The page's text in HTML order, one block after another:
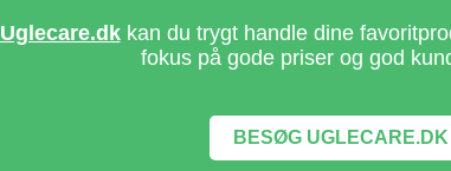
Uglecare.dkkan du trygt handle dine
fokus på gode priser og god
BESØG UGLECARE.DK